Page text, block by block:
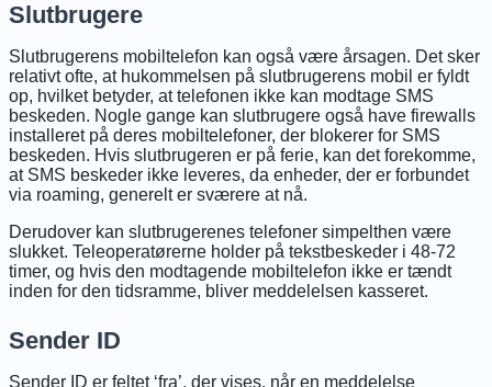
Slutbrugere
Slutbrugerens mobiltelefon kan også være årsagen. Det sker
relativt ofte, at hukommelsen på slutbrugerens mobil er fyldt
op, hvilket betyder, at telefonen ikke kan modtage SMS
beskeden. Nogle gange kan slutbrugere også have firewalls
installeret på deres mobiltelefoner, der blokerer for SMS
beskeden. Hvis slutbrugeren er på ferie, kan det forekomme,
at SMS beskeder ikke leveres, da enheder, der er forbundet
via roaming, generelt er sværere at nå.
Derudover kan slutbrugerenes telefoner simpelthen være
slukket. Teleoperatørerne holder på tekstbeskeder i 48-72
timer, og hvis den modtagende mobiltelefon ikke er tændt
inden for den tidsramme, bliver meddelelsen kasseret.
Sender ID
Sender ID er feltet ‘fra’, der vises, når en meddelelse